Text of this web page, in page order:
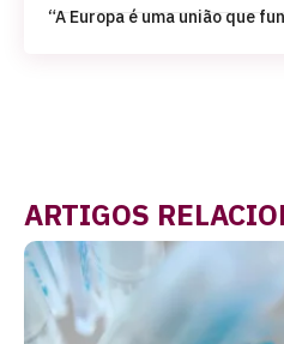
“A Europa é uma união que
ARTIGOS